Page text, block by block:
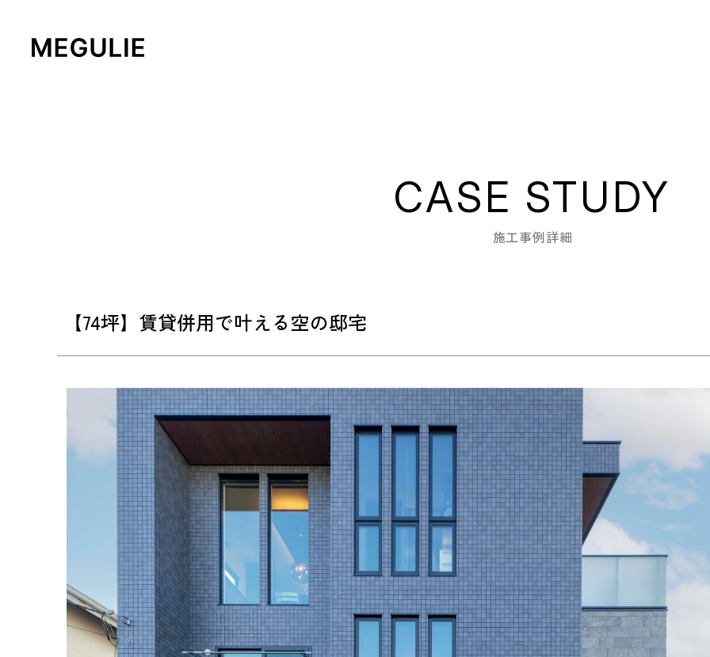
無料会員登録 ログイン
CASE STUDY
施工事例詳細
【74坪】賃貸併用で叶える空の邸宅